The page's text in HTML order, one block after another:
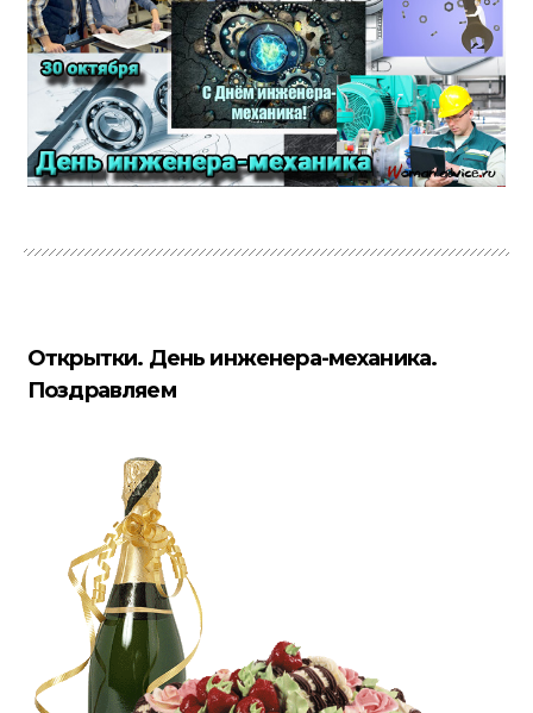
Открытки. День инженера-механика.
Поздравляем